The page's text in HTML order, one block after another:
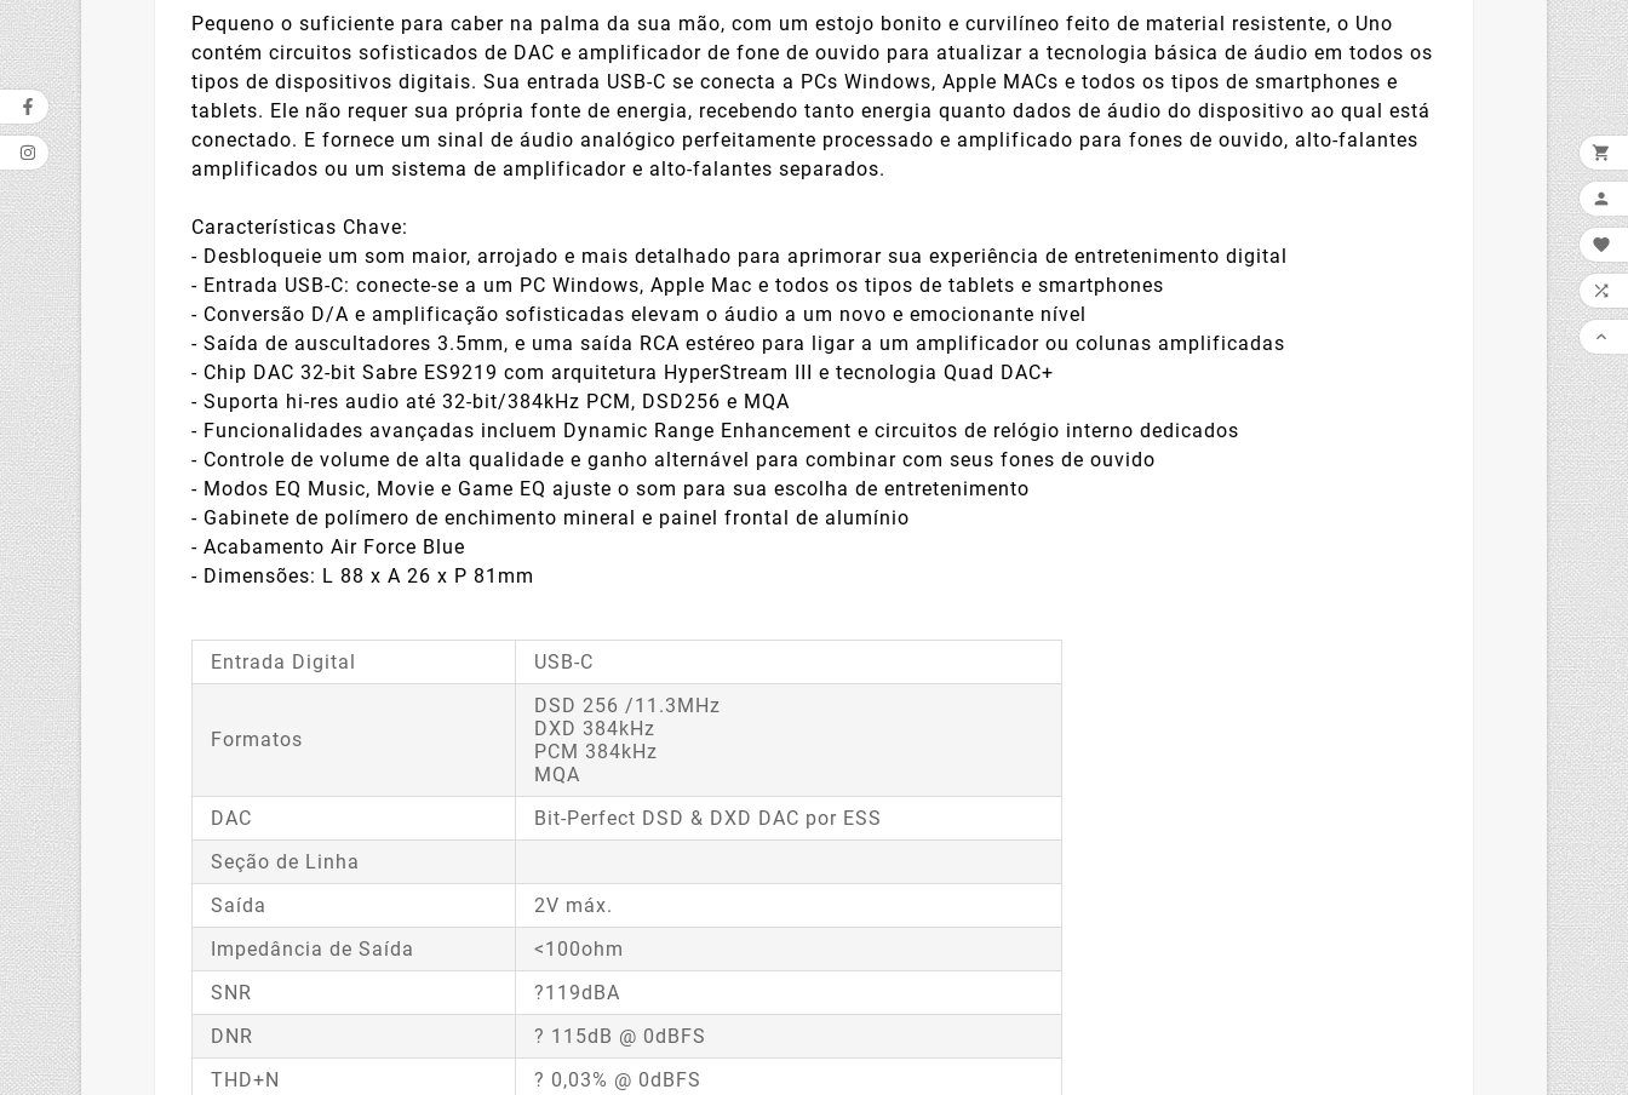
Pequeno o suficiente para caber na palma da sua mão, com um estojo bonito e curvilíneo feito de material resistente, o Uno
contém circuitos sofisticados de DAC e amplificador de fone de ouvido para atualizar a tecnologia básica de áudio em todos os
tipos de dispositivos digitais. Sua entrada USB-C se conecta a PCs Windows, Apple MACs e todos os tipos de smartphones e
tablets. Ele não requer sua própria fonte de energia, recebendo tanto energia quanto dados de áudio do dispositivo ao qual está
conectado. E fornece um sinal de áudio analógico perfeitamente processado e amplificado para fones de ouvido, alto-falantes
amplificados ou um sistema de amplificador e alto-falantes separados.
Características Chave:
- Desbloqueie um som maior, arrojado e mais detalhado para aprimorar sua experiência de entretenimento digital
- Entrada USB-C: conecte-se a um PC Windows, Apple Mac e todos os tipos de tablets e smartphones
- Conversão D/A e amplificação sofisticadas elevam o áudio a um novo e emocionante nível
- Saída de auscultadores 3.5mm, e uma saída RCA estéreo para ligar a um amplificador ou colunas amplificadas
- Chip DAC 32-bit Sabre ES9219 com arquitetura HyperStream III e tecnologia Quad DAC+
- Suporta hi-res audio até 32-bit/384kHz PCM, DSD256 e MQA
- Funcionalidades avançadas incluem Dynamic Range Enhancement e circuitos de relógio interno dedicados
- Controle de volume de alta qualidade e ganho alternável para combinar com seus fones de ouvido
- Modos EQ Music, Movie e Game EQ ajuste o som para sua escolha de entretenimento
- Gabinete de polímero de enchimento mineral e painel frontal de alumínio
- Acabamento Air Force Blue
- Dimensões: L 88 x A 26 x P 81mm
Entrada Digital USB-C
Formatos
DSD 256 /11.3MHz
DXD 384kHz
PCM 384kHz
MQA
DAC
Bit-Perfect DSD & DXD DAC por ESS
Seção de Linha
Saída
2V máx.
Impedância de Saída
<100ohm
SNR
?119dBA
DNR
? 115dB @ 0dBFS
THD+N
? 0,03% @ 0dBFS




